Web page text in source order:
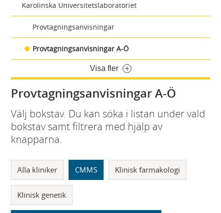
Karolinska Universitetslaboratoriet
Provtagningsanvisningar
Provtagningsanvisningar A-Ö
Visa fler
Provtagningsanvisningar A-Ö
Välj bokstav. Du kan söka i listan under vald
bokstav samt filtrera med hjälp av
knapparna.
Alla kliniker CMMS Klinisk farmakologi
Klinisk genetik